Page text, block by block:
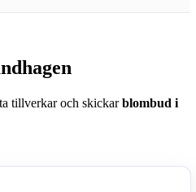
tillverkar och skickarblombud i